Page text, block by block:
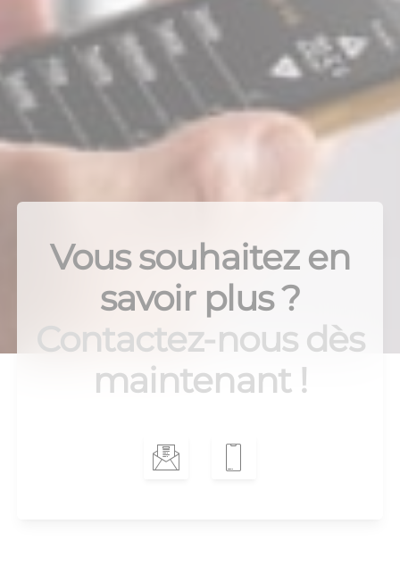
Vous souhaitez en
savoir plus ?
Contactez-nous dès
maintenant !